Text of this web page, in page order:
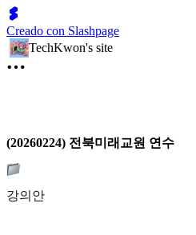
Creado con Slashpage
TechKwon's site
(20260224) 전북미래교원 연수
강의안